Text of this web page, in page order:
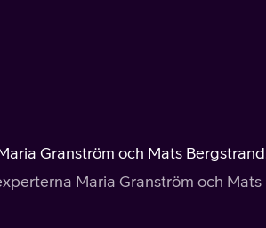
Granström och Mats
Maria Granström och Mats